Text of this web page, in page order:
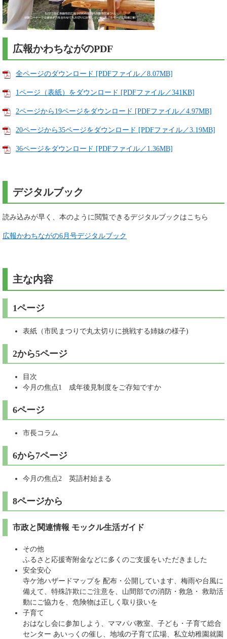
広報かわちながのPDF
全ページのダウンロード [PDFファイル／8.07MB]
1ページ（表紙）をダウンロード [PDFファイル／341KB]
2ページから19ページをダウンロード [PDFファイル／4.97MB]
20ページから35ページをダウンロード [PDFファイル／3.19MB]
36ページをダウンロード [PDFファイル／1.36MB]
デジタルブック
読み込みが早く、本のように閲覧できるデジタルブックはこちら
広報かわちながの6月号デジタルブック
主な内容
1ページ
表紙（市民まつりで丸太切りに挑戦する姉妹の様子)
2から5ページ
目次
今月の焦点1 成年後見制度をご存知ですか
6ページ
市長コラム
6から7ページ
今月の焦点2 英語村始まる
8ページから
市政と関連情報 モックル生活ガイド
その他
ふるさと応援寄附金などに多くのご支援をいただきました
安全安心
寺ケ池ハザードマップを 配布・公開しています、梅雨や台風に
備えて、特殊詐欺にご注意を、山間部での消防・救急・ 救助活
動にご協力を、危険物は正しく取り扱いを
子育て
おはなし会に参加しよう、ママパパ教室、子ども・子育て総合
センター あいっくの催し、地域の子育て広場、私立幼稚園就園